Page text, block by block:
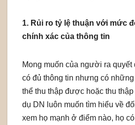
1. Rủi ro tỷ lệ thuận với mức
chính xác của thông tin
Mong muốn của người ra quyết
có đủ thông tin nhưng có
thể thu thập được hoặc thu
dụ DN luôn muốn tìm hiểu về
xem họ mạnh ở điểm nào, họ